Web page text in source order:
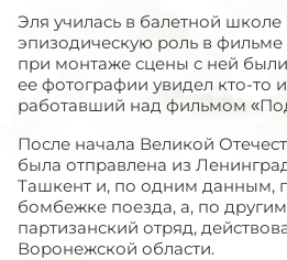
Эля училась в балетной
эпизодическую роль в
при монтаже сцены с ней
ее фотографии увидел кто-то
работавший над фильмом
После начала Великой
была отправлена из
Ташкент и, по одним данным,
бомбежке поезда, а, по
партизанский отряд,
Воронежской области.